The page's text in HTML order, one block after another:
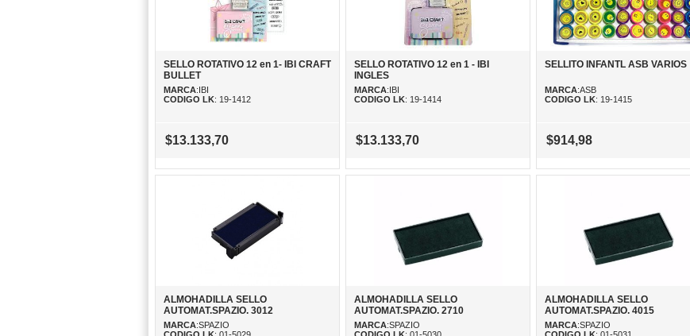
SELLO ROTATIVO 12 en 1- IBI CRAFT
BULLET
MARCA:IBI
CODIGO LK: 19-1412
$13.133,70
SELLO ROTATIVO 12 en 1 - IBI
INGLES
MARCA:IBI
CODIGO LK: 19-1414
$13.133,70
SELLITO INFANTL ASB VARIOS
MARCA:ASB
CODIGO LK: 19-1415
$914,98
ALMOHADILLA SELLO
AUTOMAT.SPAZIO. 3012
MARCA:SPAZIO
ALMOHADILLA SELLO
AUTOMAT.SPAZIO. 2710
MARCA:SPAZIO
ALMOHADILLA SELLO
AUTOMAT.SPAZIO. 4015
MARCA:SPAZIO